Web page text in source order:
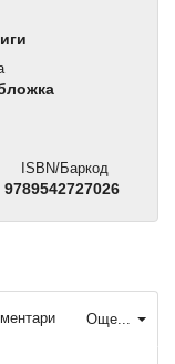
ISBN/Баркод
9789542727026
Още...